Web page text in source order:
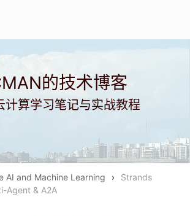
的技术博客
计算学习笔记与实战教程
AI and Machine Learning ›
Strands
Agent & A2A